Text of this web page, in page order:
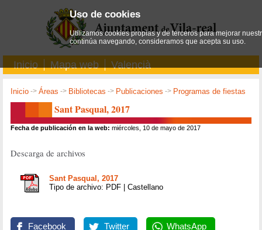
Inicio Mapa web Valencià
Inicio ->Áreas -> Bibliotecas -> Publicaciones -> Programas de fiestas
Sant Pasqual, 2017
Fecha de publicación en la web: miércoles, 10 de mayo de 2017
Descarga de archivos
Sant Pasqual, 2017
Tipo de archivo: PDF | Castellano
Facebook Twitter WhatsApp
Uso de cookies
Utilizamos cookies propias y de terceros para mejorar
continúa navegando, consideramos que acepta su uso.